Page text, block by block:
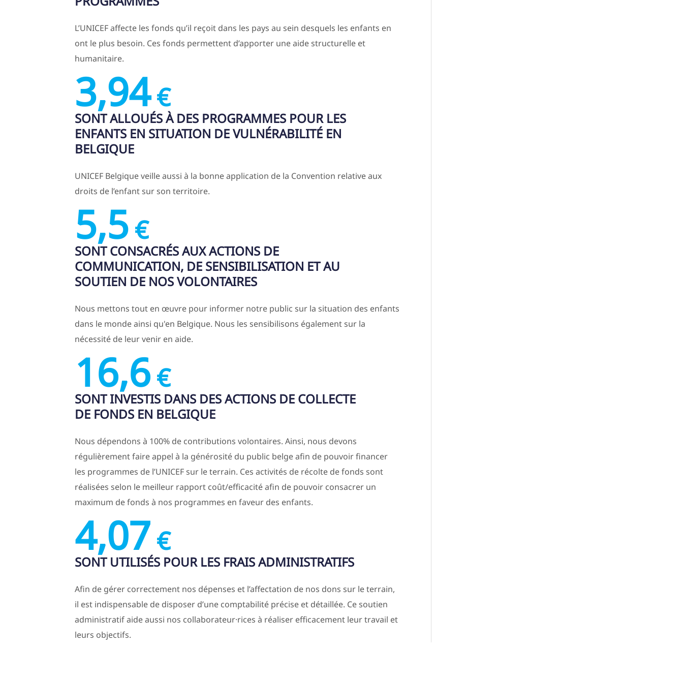
L’UNICEF affecte les fonds qu’il reçoit dans les pays au sein desquels les enfants en
ont le plus besoin. Ces fonds permettent d’apporter une aide structurelle et
humanitaire.
3,94€
SONT ALLOUÉS À DES PROGRAMMES POUR LES
ENFANTS EN SITUATION DE VULNÉRABILITÉ EN
BELGIQUE
UNICEF Belgique veille aussi à la bonne application de la Convention relative aux
droits de l’enfant sur son territoire.
5,5€
SONT CONSACRÉS AUX ACTIONS DE
COMMUNICATION, DE SENSIBILISATION ET AU
SOUTIEN DE NOS VOLONTAIRES
Nous mettons tout en œuvre pour informer notre public sur la situation des enfants
dans le monde ainsi qu'en Belgique. Nous les sensibilisons également sur la
nécessité de leur venir en aide.
16,6€
SONT INVESTIS DANS DES ACTIONS DE COLLECTE
DE FONDS EN BELGIQUE
Nous dépendons à 100% de contributions volontaires. Ainsi, nous devons
régulièrement faire appel à la générosité du public belge afin de pouvoir financer
les programmes de l’UNICEF sur le terrain. Ces activités de récolte de fonds sont
réalisées selon le meilleur rapport coût/efficacité afin de pouvoir consacrer un
maximum de fonds à nos programmes en faveur des enfants.
4,07 €
SONT UTILISÉS POUR LES FRAIS ADMINISTRATIFS
Afin de gérer correctement nos dépenses et l’affectation de nos dons sur le terrain,
il est indispensable de disposer d’une comptabilité précise et détaillée. Ce soutien
administratif aide aussi nos collaborateur·rices à réaliser efficacement leur travail et
leurs objectifs.